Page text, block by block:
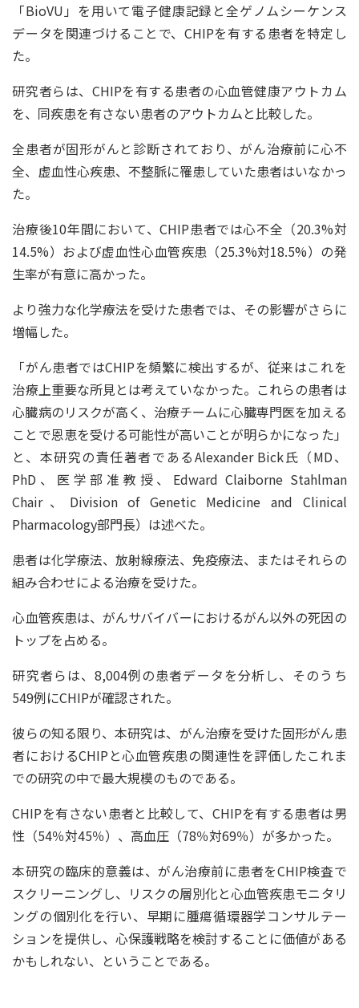
「BioVU」を用いて電子健康記録と全ゲノムシーケンス
データを関連づけることで、CHIPを有する患者を特定し
た。
研究者らは、CHIPを有する患者の心血管健康アウトカム
を、同疾患を有さない患者のアウトカムと比較した。
全患者が固形がんと診断されており、がん治療前に心不
全、虚血性心疾患、不整脈に罹患していた患者はいなかっ
た。
治療後10年間において、CHIP患者では心不全（20.3%対
14.5%）および虚血性心血管疾患（25.3%対18.5%）の発
生率が有意に高かった。
より強力な化学療法を受けた患者では、その影響がさらに
増幅した。
「がん患者ではCHIPを頻繁に検出するが、従来はこれを
治療上重要な所見とは考えていなかった。これらの患者は
心臓病のリスクが高く、治療チームに心臓専門医を加える
ことで恩恵を受ける可能性が高いことが明らかになった」
と、本研究の責任著者であるAlexander Bick氏（MD、
PhD、医学部准教授、Edward Claiborne Stahlman
Chair、Division of Genetic Medicine and Clinical
Pharmacology部門長）は述べた。
患者は化学療法、放射線療法、免疫療法、またはそれらの
組み合わせによる治療を受けた。
心血管疾患は、がんサバイバーにおけるがん以外の死因の
トップを占める。
研究者らは、8,004例の患者データを分析し、そのうち
549例にCHIPが確認された。
彼らの知る限り、本研究は、がん治療を受けた固形がん患
者におけるCHIPと心血管疾患の関連性を評価したこれま
での研究の中で最大規模のものである。
CHIPを有さない患者と比較して、CHIPを有する患者は男
性（54％対45％）、高血圧（78％対69％）が多かった。
本研究の臨床的意義は、がん治療前に患者をCHIP検査で
スクリーニングし、リスクの層別化と心血管疾患モニタリ
ングの個別化を行い、早期に腫瘍循環器学コンサルテー
ションを提供し、心保護戦略を検討することに価値がある
かもしれない、ということである。